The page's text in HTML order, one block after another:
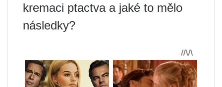
kremaci ptactva a jaké to mělo
následky?